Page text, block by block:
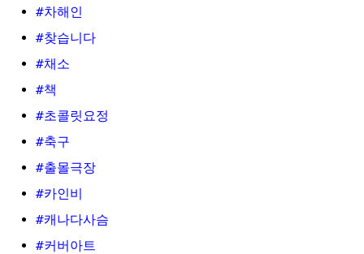
#차해인
#찾습니다
#채소
#책
#초콜릿요정
#축구
#출몰극장
#카인비
#캐나다사슴
#커버아트